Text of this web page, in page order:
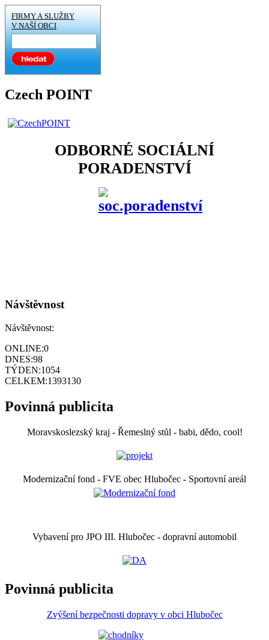
FIRMY A SLUŽBY
V NAŠÍ OBCI
Czech POINT
ODBORNÉ SOCIÁLNÍ
PORADENSTVÍ
Návštěvnost
Návštěvnost:
ONLINE:0
DNES:98
TÝDEN:1054
CELKEM:1393130
Povinná publicita
Moravskoslezský kraj - Řemeslný stůl - babi, dědo, cool!
Modernizační fond - FVE obec Hlubočec - Sportovní areál
Vybavení pro JPO III. Hlubočec - dopravní automobil
Povinná publicita
Zvýšení bezpečnosti dopravy v obci Hlubočec